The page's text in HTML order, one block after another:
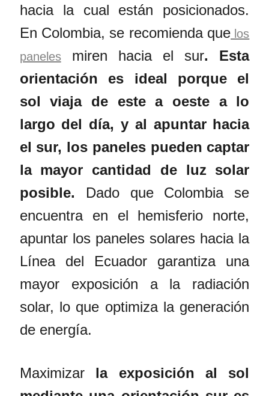
hacia la cual están posicionados.
En Colombia, se recomienda que los
panelesmiren hacia el sur. Esta
orientación es ideal porque el
sol viaja de este a oeste a lo
largo del día, y al apuntar hacia
el sur, los paneles pueden captar
la mayor cantidad de luz solar
posible. Dado que Colombia se
encuentra en el hemisferio norte,
apuntar los paneles solares hacia la
Línea del Ecuador garantiza una
mayor exposición a la radiación
solar, lo que optimiza la generación
de energía.
Maximizarla exposición al sol